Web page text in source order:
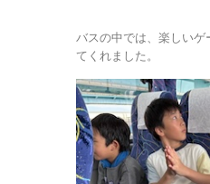
バスの中では、楽しい
てくれました。